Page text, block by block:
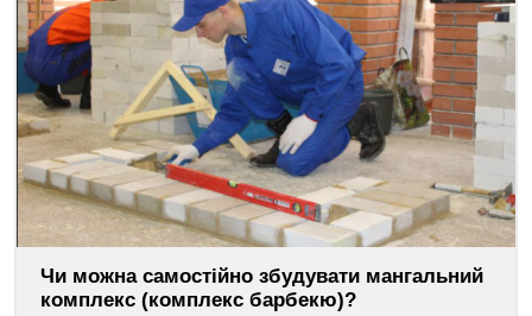
Чи можна самостійно збудувати мангальний
комплекс (комплекс барбекю)?